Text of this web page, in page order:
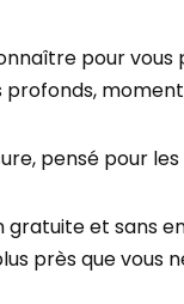
pour
pensé pour les
gratuite et sans
près que vous